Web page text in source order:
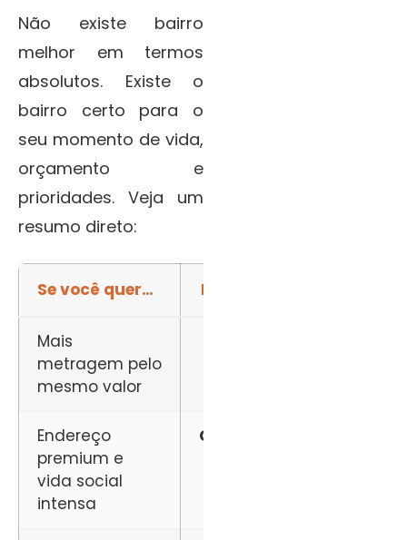
Não existe bairro
melhor em termos
absolutos. Existe o
bairro certo para o
seu momento de vida,
orçamento e
prioridades. Veja um
resumo direto:
Se você quer… Escolha
Mais
metragem pelo
mesmo valor
Endereço
premium e
vida social
intensa
Cambuí